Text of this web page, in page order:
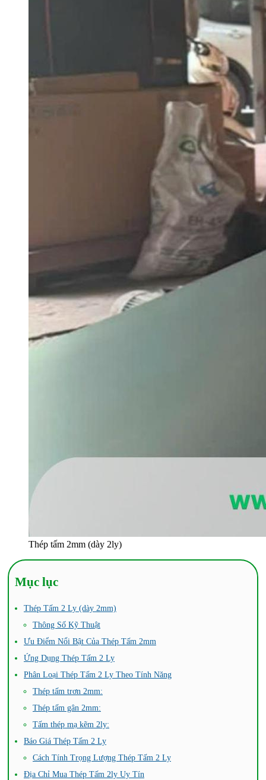
Thép tấm 2mm (dày 2ly)
Mục lục
Thép Tấm 2 Ly (dày 2mm)
Thông Số Kỹ Thuật
Ưu Điểm Nổi Bật Của Thép Tấm 2mm
Ứng Dụng Thép Tấm 2 Ly
Phân Loại Thép Tấm 2 Ly Theo Tính Năng
Thép tấm trơn 2mm:
Thép tấm gân 2mm:
Tấm thép mạ kẽm 2ly:
Báo Giá Thép Tấm 2 Ly
Cách Tính Trọng Lượng Thép Tấm 2 Ly
Địa Chỉ Mua Thép Tấm 2ly Uy Tín